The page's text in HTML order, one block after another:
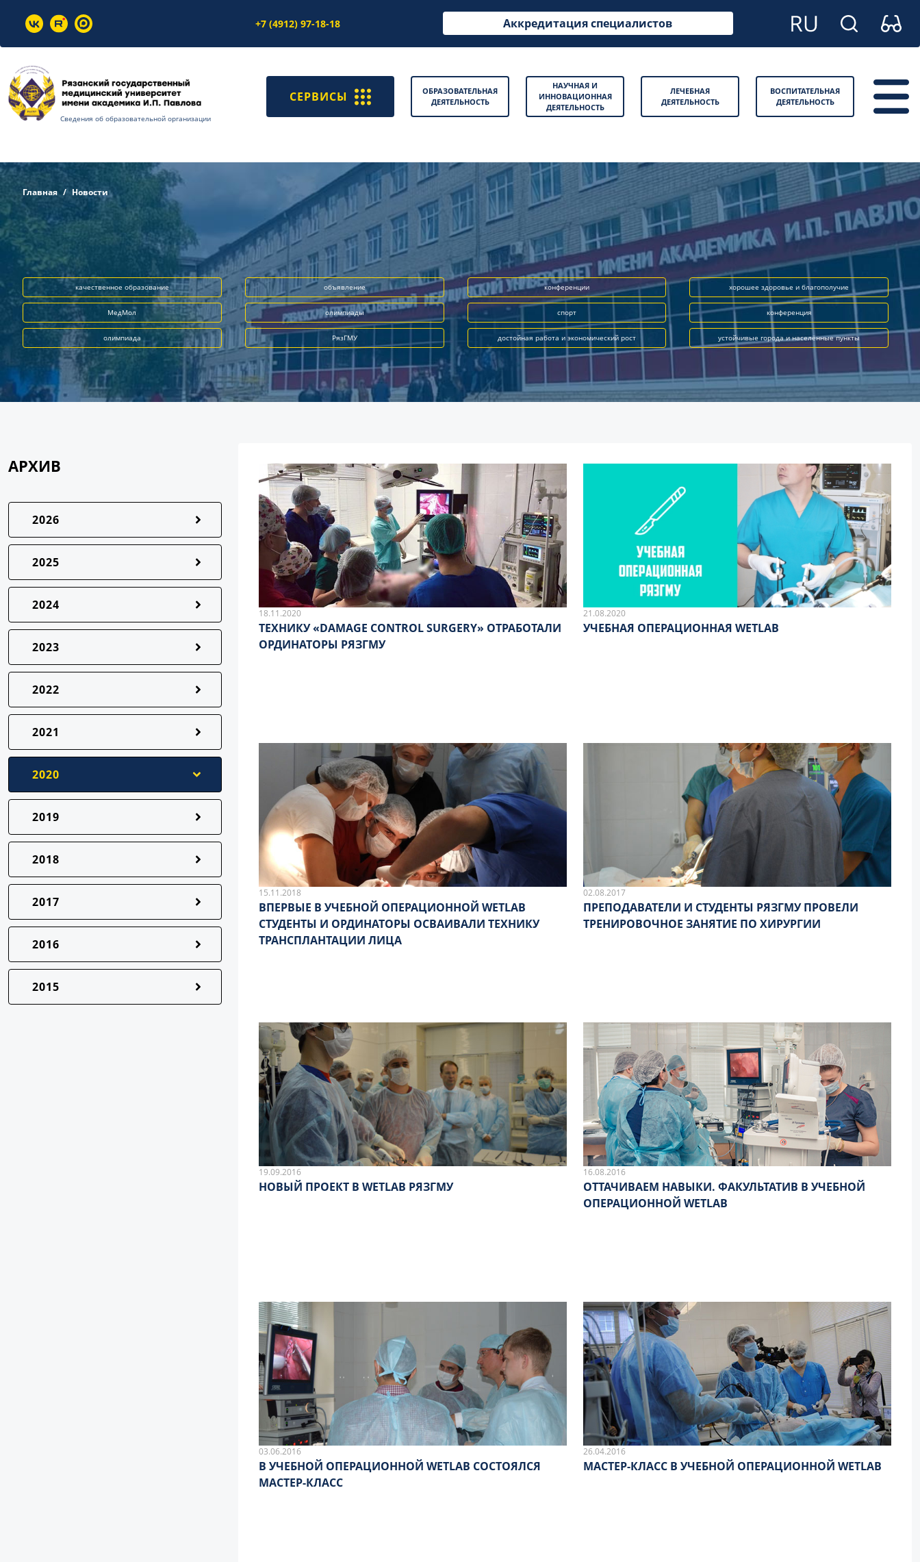
+7 (4912) 97-18-18 Аккредитация специалистов
Сведения об образовательной организации
СЕРВИСЫ
ОБРАЗОВАТЕЛЬНАЯ
ДЕЯТЕЛЬНОСТЬ
НАУЧНАЯ И
ИННОВАЦИОННАЯ
ДЕЯТЕЛЬНОСТЬ
ЛЕЧЕБНАЯ
ДЕЯТЕЛЬНОСТЬ
ВОСПИТАТЕЛЬНАЯ
ДЕЯТЕЛЬНОСТЬ
Главная Новости
качественное образование объявление конференции хорошее здоровье и благополучие
МедМол олимпиады спорт конференция
олимпиада РязГМУ достойная работа и экономический рост устойчивые города и населённые пункты
АРХИВ
2026
2025
2024
2023
2022
2021
2020
2019
2018
2017
2016
2015
18.11.2020
ТЕХНИКУ «DAMAGE CONTROL SURGERY» ОТРАБОТАЛИ
ОРДИНАТОРЫ РЯЗГМУ
21.08.2020
УЧЕБНАЯ ОПЕРАЦИОННАЯ WETLAB
15.11.2018
ВПЕРВЫЕ В УЧЕБНОЙ ОПЕРАЦИОННОЙ WETLAB
СТУДЕНТЫ И ОРДИНАТОРЫ ОСВАИВАЛИ ТЕХНИКУ
ТРАНСПЛАНТАЦИИ ЛИЦА
02.08.2017
ПРЕПОДАВАТЕЛИ И СТУДЕНТЫ РЯЗГМУ ПРОВЕЛИ
ТРЕНИРОВОЧНОЕ ЗАНЯТИЕ ПО ХИРУРГИИ
19.09.2016
НОВЫЙ ПРОЕКТ В WETLAB РЯЗГМУ
16.08.2016
ОТТАЧИВАЕМ НАВЫКИ. ФАКУЛЬТАТИВ В УЧЕБНОЙ
ОПЕРАЦИОННОЙ WETLAB
03.06.2016
В УЧЕБНОЙ ОПЕРАЦИОННОЙ WETLAB СОСТОЯЛСЯ
МАСТЕР-КЛАСС
26.04.2016
МАСТЕР-КЛАСС В УЧЕБНОЙ ОПЕРАЦИОННОЙ WETLAB